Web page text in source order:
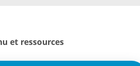
et ressources